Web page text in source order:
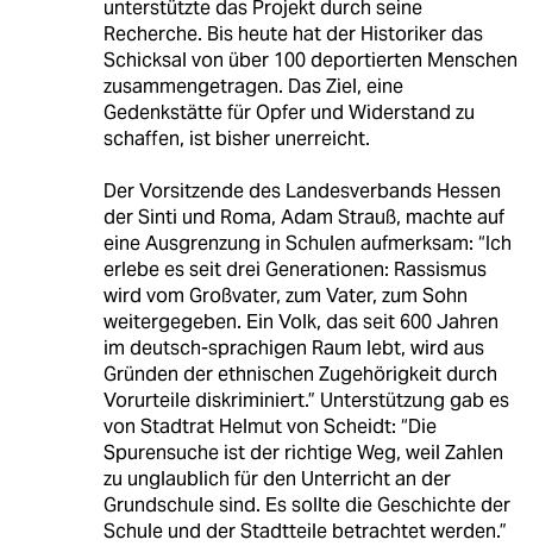
unterstützte das Projekt durch seine
Recherche. Bis heute hat der Historiker das
Schicksal von über 100 deportierten Menschen
zusammengetragen. Das Ziel, eine
Gedenkstätte für Opfer und Widerstand zu
schaffen, ist bisher unerreicht.
Der Vorsitzende des Landesverbands Hessen
der Sinti und Roma, Adam Strauß, machte auf
eine Ausgrenzung in Schulen aufmerksam: “Ich
erlebe es seit drei Generationen: Rassismus
wird vom Großvater, zum Vater, zum Sohn
weitergegeben. Ein Volk, das seit 600 Jahren
im deutsch-sprachigen Raum lebt, wird aus
Gründen der ethnischen Zugehörigkeit durch
Vorurteile diskriminiert.” Unterstützung gab es
von Stadtrat Helmut von Scheidt: “Die
Spurensuche ist der richtige Weg, weil Zahlen
zu unglaublich für den Unterricht an der
Grundschule sind. Es sollte die Geschichte der
Schule und der Stadtteile betrachtet werden.”